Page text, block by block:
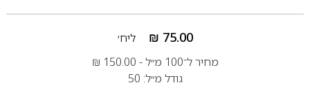
₪ 75.00
ליח׳
מחיר ל־100 מ״ל -
₪ 150.00
גודל מ״ל: 50